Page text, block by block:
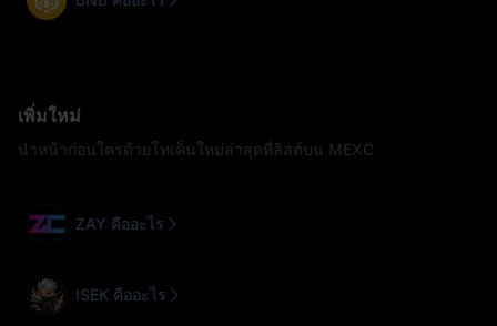
เพิ่มใหม่
นำหน้าก่อนใครด้วยโทเค็นใหม่ล่าสุดที่ลิสต์บน MEXC
ZAY คืออะไร
ISEK คืออะไร